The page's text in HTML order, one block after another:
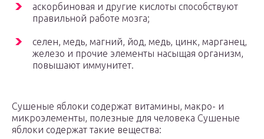
аскорбиновая и другие кислоты способствуют
правильной работе мозга;
селен, медь, магний, йод, медь, цинк, марганец,
железо и прочие элементы насыщая организм,
повышают иммунитет.
Сушеные яблоки содержат витамины, макро- и
микроэлементы, полезные для человека Сушеные
яблоки содержат такие вещества: